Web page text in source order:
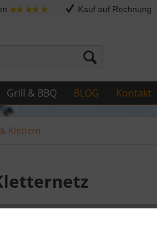
Kauf auf Rechnung
Grill & BBQ BLOG Kontakt
Klettern